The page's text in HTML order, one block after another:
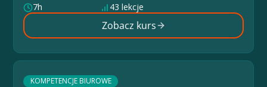
7h
43 lekcje
Zobacz kurs
KOMPETENCJE BIUROWE